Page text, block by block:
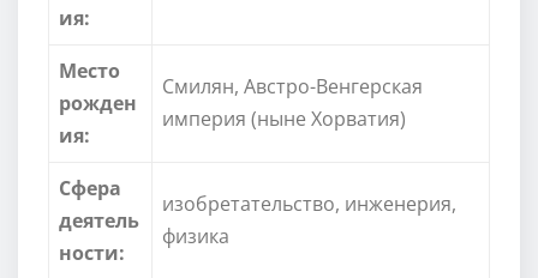
ия:
Место
рожден
ия:
Смилян, Австро-Венгерская
империя (ныне Хорватия)
Сфера
деятель
ности:
изобретательство, инженерия,
физика